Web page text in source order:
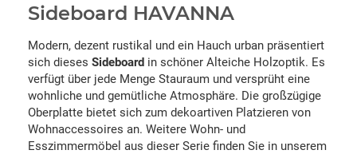
Sideboard HAVANNA
Modern, dezent rustikal und ein Hauch urban präsentiert
sich dieses Sideboard in schöner Alteiche Holzoptik. Es
verfügt über jede Menge Stauraum und versprüht eine
wohnliche und gemütliche Atmosphäre. Die großzügige
Oberplatte bietet sich zum dekoartiven Platzieren von
Wohnaccessoires an. Weitere Wohn- und
Esszimmermöbel aus dieser Serie finden Sie in unserem